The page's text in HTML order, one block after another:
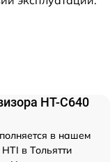
HT-C640
в нашем
в Тольятти